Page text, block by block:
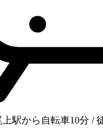
駅から自転車10分 /